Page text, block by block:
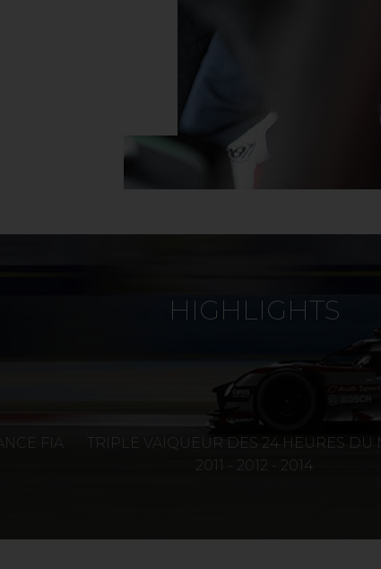
HIGHLIGHTS
FIA
TRIPLE VAIQUEUR DES 24 HEURES DU
2011 - 2012 - 2014